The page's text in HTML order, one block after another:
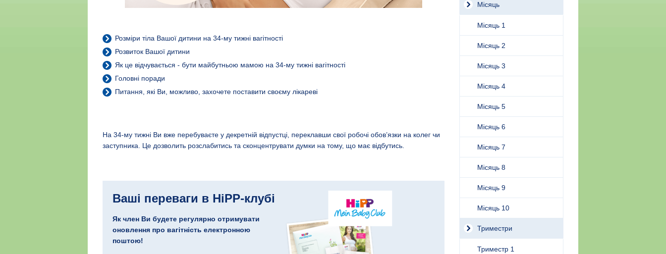
Розміри тіла Вашої дитини на 34-му тижні вагітності
Розвиток Вашої дитини
Як це відчувається - бути майбутньою мамою на 34-му тижні вагітності
Головні поради
Питання, які Ви, можливо, захочете поставити своєму лікареві
На 34-му тижні Ви вже перебуваєте у декретній відпустці, переклавши свої робочі обов’язки на колег чи
заступника. Це дозволить розслабитись та сконцентрувати думки на тому, що має відбутись.
Ваші переваги в HiPP-клубі
Як член Ви будете регулярно отримувати
оновлення про вагітність електронною
поштою!
Місяць
Місяць 1
Місяць 2
Місяць 3
Місяць 4
Місяць 5
Місяць 6
Місяць 7
Місяць 8
Місяць 9
Місяць 10
Триместри
Триместр 1